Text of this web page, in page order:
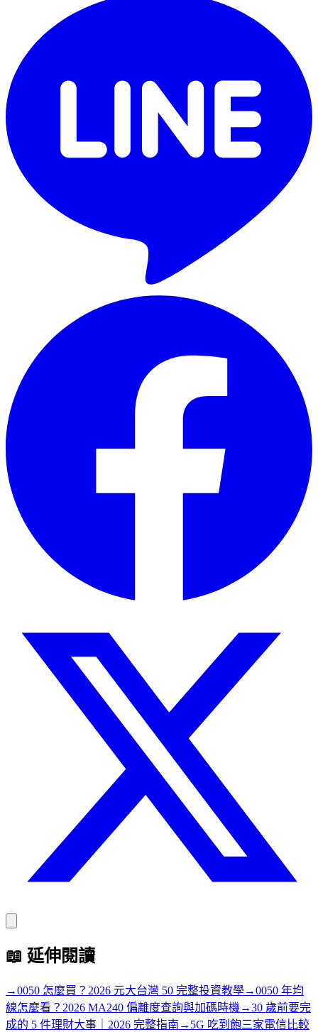
📖 延伸閱讀
→0050 怎麼買？2026 元大台灣 50 完整投資教學→0050 年均
線怎麼看？2026 MA240 偏離度查詢與加碼時機 →30 歲前要完
成的 5 件理財大事｜2026 完整指南 → 5G 吃到飽三家電信比較